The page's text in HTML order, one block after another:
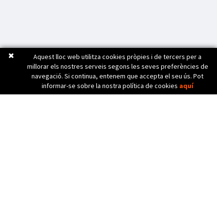
Aquest lloc web utilitza cookies pròpies i de tercers per a
millorar els nostres serveis segons les seves preferències de
navegació. Si continua, entenem que accepta el seu ús. Pot
informar-se sobre la nostra política de cookies aquí